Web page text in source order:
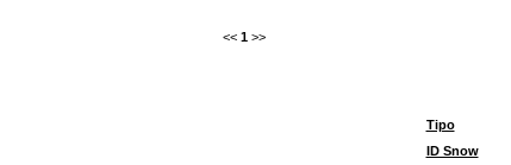
<< 1 >>
Tipo
ID Snow